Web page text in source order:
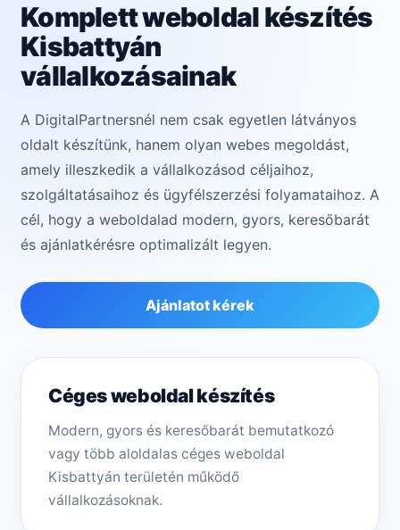
Komplett weboldal készítés
Kisbattyán
vállalkozásainak
A DigitalPartnersnél nem csak egyetlen látványos
oldalt készítünk, hanem olyan webes megoldást,
amely illeszkedik a vállalkozásod céljaihoz,
szolgáltatásaihoz és ügyfélszerzési folyamataihoz. A
cél, hogy a weboldalad modern, gyors, keresőbarát
és ajánlatkérésre optimalizált legyen.
Ajánlatot kérek
Céges weboldal készítés
Modern, gyors és keresőbarát bemutatkozó
vagy több aloldalas céges weboldal
Kisbattyán területén működő
vállalkozásoknak.